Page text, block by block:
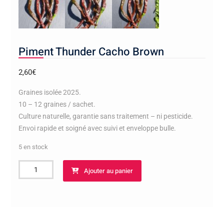
Piment Thunder Cacho Brown
2,60€
Graines isolée 2025.
10 – 12 graines / sachet.
Culture naturelle, garantie sans traitement – ni pesticide.
Envoi rapide et soigné avec suivi et enveloppe bulle.
5 en stock
quantité
de
Ajouter au panier